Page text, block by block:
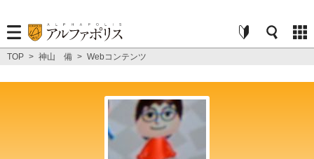
TOP > 神山 備 > Webコンテンツ